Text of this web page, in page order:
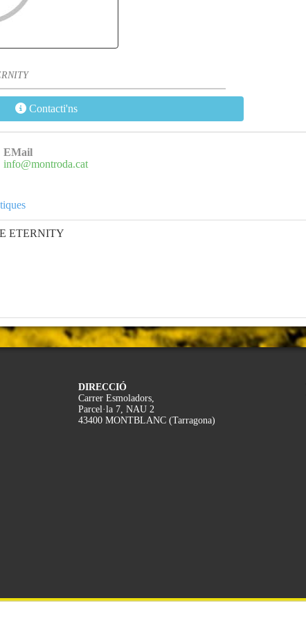
Contacti'ns
EMail
info@montroda.cat
ETERNITY
DIRECCIÓ
Carrer Esmoladors,
Parcel·la 7, NAU 2
43400 MONTBLANC (Tarragona)